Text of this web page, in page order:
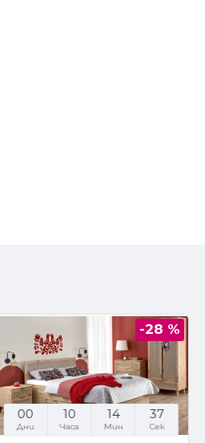
-28 %
00
Дни
10
Часа
14
Мин
37
Сек